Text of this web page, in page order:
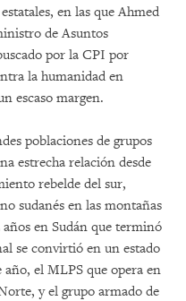
en las que Ahmed
de Asuntos
por la CPI por
la humanidad en
escaso margen.
poblaciones de grupos
estrecha relación desde
rebelde del sur,
sudanés en las montañas
en Sudán que terminó
se convirtió en un estado
el MLPS que opera en
y el grupo armado de